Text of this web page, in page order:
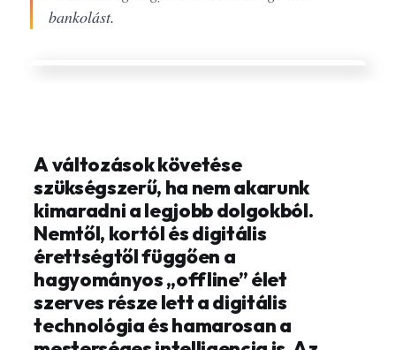
bankolást.
A változások követése
szükségszerű, ha nem akarunk
kimaradni a legjobb dolgokból.
Nemtől, kortól és digitális
érettségtől függően a
hagyományos „offline” élet
szerves része lett a digitális
technológia és hamarosan a